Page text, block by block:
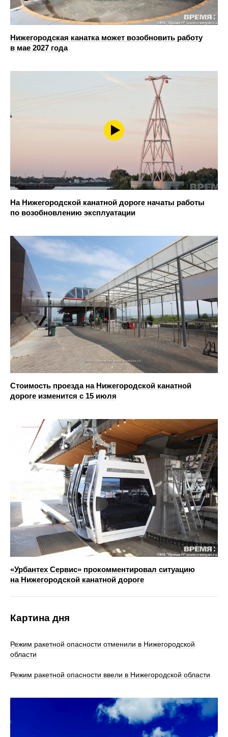
Нижегородская канатка может возобновить работу
в мае 2027 года
На Нижегородской канатной дороге начаты работы
по возобновлению эксплуатации
Стоимость проезда на Нижегородской канатной
дороге изменится с 15 июля
«Урбантех Сервис» прокомментировал ситуацию
на Нижегородской канатной дороге
Картина дня
Режим ракетной опасности отменили в Нижегородской
области
Режим ракетной опасности ввели в Нижегородской области